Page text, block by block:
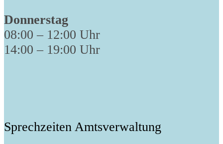
Donnerstag
08:00 – 12:00 Uhr
14:00 – 19:00 Uhr
Sprechzeiten Amtsverwaltung